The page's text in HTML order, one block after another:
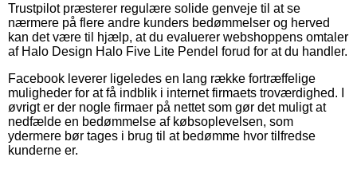
Trustpilot præsterer regulære solide genveje til at se
nærmere på flere andre kunders bedømmelser og herved
kan det være til hjælp, at du evaluerer webshoppens omtaler
af Halo Design Halo Five Lite Pendel forud for at du handler.
Facebook leverer ligeledes en lang række fortræffelige
muligheder for at få indblik i internet firmaets troværdighed. I
øvrigt er der nogle firmaer på nettet som gør det muligt at
nedfælde en bedømmelse af købsoplevelsen, som
ydermere bør tages i brug til at bedømme hvor tilfredse
kunderne er.